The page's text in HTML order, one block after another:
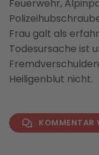
Feuerwehr,
Frau galt als
Todesursache ist
Heiligenblut nicht.
KOMMENTAR